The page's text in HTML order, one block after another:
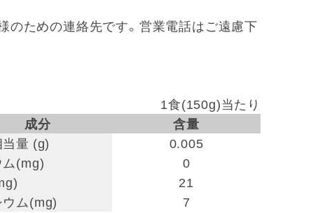
ための連絡先です。営業電話はご遠慮下
1食(150g)当たり
成分
含量
量 (g)
0.005
(mg)
0
21
ム(mg) 7